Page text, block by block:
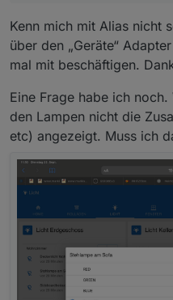
Kenn mich mit Alias nicht
über den „Geräte“
mal mit beschäftigen.
Eine Frage habe ich
den Lampen nicht die
etc) angezeigt. Muss ich